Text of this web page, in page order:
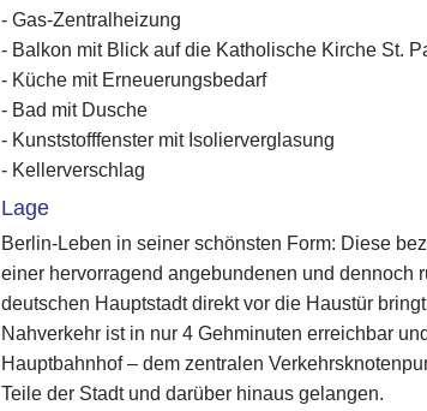
- Gas-Zentralheizung
- Balkon mit Blick auf die Katholische Kirche St.
- Küche mit Erneuerungsbedarf
- Bad mit Dusche
- Kunststofffenster mit Isolierverglasung
- Kellerverschlag
Lage
Berlin-Leben in seiner schönsten Form: Diese
einer hervorragend angebundenen und dennoch
deutschen Hauptstadt direkt vor die Haustür
Nahverkehr ist in nur 4 Gehminuten erreichbar
Hauptbahnhof – dem zentralen
Teile der Stadt und darüber hinaus gelangen.